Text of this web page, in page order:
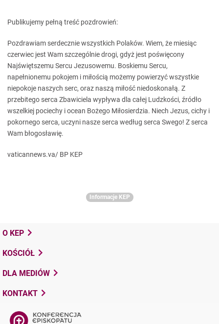
Publikujemy pełną treść pozdrowień:
Pozdrawiam serdecznie wszystkich Polaków. Wiem, że miesiąc
czerwiec jest Wam szczególnie drogi, gdyż jest poświęcony
Najświętszemu Sercu Jezusowemu. Boskiemu Sercu,
napełnionemu pokojem i miłością możemy powierzyć wszystkie
niepokoje naszych serc, oraz naszą miłość niedoskonałą. Z
przebitego serca Zbawiciela wypływa dla całej Ludzkości, źródło
wszelkiej pociechy i ocean Bożego Miłosierdzia. Niech Jezus, cichy i
pokornego serca, uczyni nasze serca według serca Swego! Z serca
Wam błogosławię.
vaticannews.va/ BP KEP
Informacje KEP
O KEP
KOŚCIÓŁ
DLA MEDIÓW
KONTAKT